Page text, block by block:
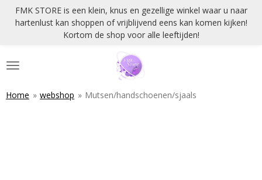
direct
hoofdinhoud
FMK STORE is een klein, knus en gezellige winkel waar u naar
hartenlust kan shoppen of vrijblijvend eens kan komen kijken!
Kortom de shop voor alle leeftijden!
Home » webshop » Mutsen/handschoenen/sjaals